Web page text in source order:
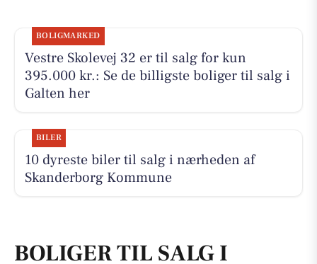
BOLIGMARKED
Vestre Skolevej 32 er til salg for kun
395.000 kr.: Se de billigste boliger til salg i
Galten her
BILER
10 dyreste biler til salg i nærheden af
Skanderborg Kommune
BOLIGER TIL SALG I